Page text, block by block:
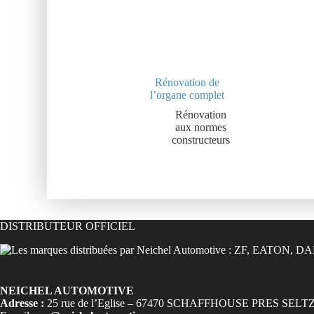
Rénovation de
l’organe complet
Rénovation
aux normes
constructeurs
DISTRIBUTEUR OFFICIEL
NEICHEL AUTOMOTIVE
Adresse : 25 rue de l’Eglise – 67470 SCHAFFHOUSE PRES